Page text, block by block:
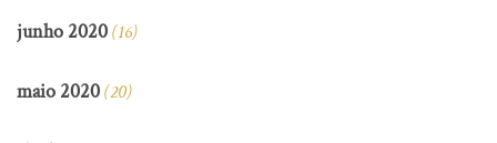
junho 2020(16)
maio 2020(20)